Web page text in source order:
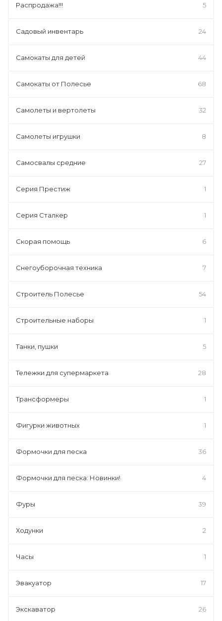
Распродажа!!! 5
Садовый инвентарь 24
Самокаты для детей 44
Самокаты от Полесье 68
Самолеты и вертолеты 32
Самолеты игрушки 8
Самосвалы средние 27
Серия Престиж 1
Серия Сталкер 1
Скорая помощь 6
Снегоуборочная техника 7
Строитель Полесье 54
Строительные наборы 1
Танки, пушки 5
Тележки для супермаркета 28
Трансформеры 1
Фигурки животных 1
Формочки для песка 36
Формочки для песка: Новинки! 4
Фуры 39
Ходунки 2
Часы 1
Эвакуатор 17
Экскаватор 26